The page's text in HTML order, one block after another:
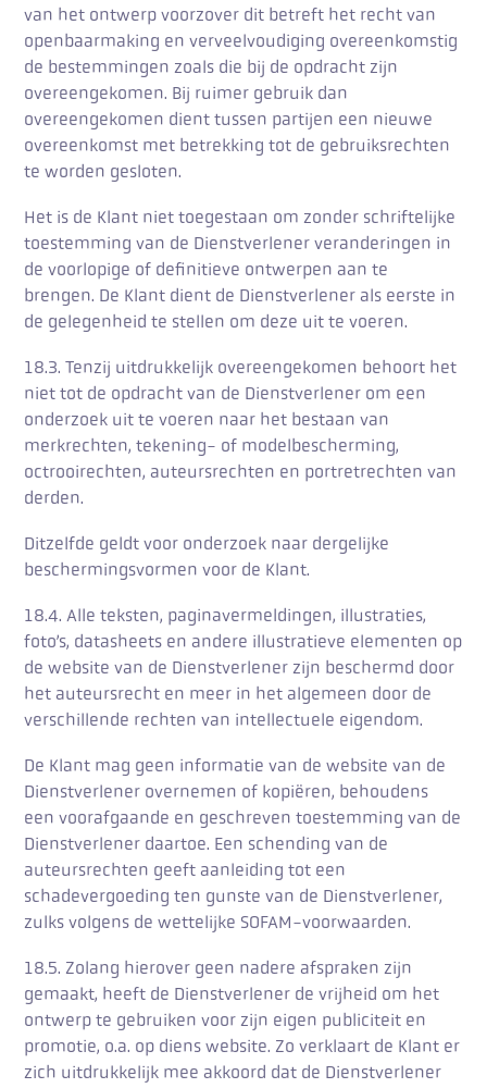
van het ontwerp voorzover dit betreft het recht van
openbaarmaking en verveelvoudiging overeenkomstig
de bestemmingen zoals die bij de opdracht zijn
overeengekomen. Bij ruimer gebruik dan
overeengekomen dient tussen partijen een nieuwe
overeenkomst met betrekking tot de gebruiksrechten
te worden gesloten.
Het is de Klant niet toegestaan om zonder schriftelijke
toestemming van de Dienstverlener veranderingen in
de voorlopige of definitieve ontwerpen aan te
brengen. De Klant dient de Dienstverlener als eerste in
de gelegenheid te stellen om deze uit te voeren.
18.3. Tenzij uitdrukkelijk overeengekomen behoort het
niet tot de opdracht van de Dienstverlener om een
onderzoek uit te voeren naar het bestaan van
merkrechten, tekening- of modelbescherming,
octrooirechten, auteursrechten en portretrechten van
derden.
Ditzelfde geldt voor onderzoek naar dergelijke
beschermingsvormen voor de Klant.
18.4. Alle teksten, paginavermeldingen, illustraties,
foto’s, datasheets en andere illustratieve elementen op
de website van de Dienstverlener zijn beschermd door
het auteursrecht en meer in het algemeen door de
verschillende rechten van intellectuele eigendom.
De Klant mag geen informatie van de website van de
Dienstverlener overnemen of kopiëren, behoudens
een voorafgaande en geschreven toestemming van de
Dienstverlener daartoe. Een schending van de
auteursrechten geeft aanleiding tot een
schadevergoeding ten gunste van de Dienstverlener,
zulks volgens de wettelijke SOFAM-voorwaarden.
18.5. Zolang hierover geen nadere afspraken zijn
gemaakt, heeft de Dienstverlener de vrijheid om het
ontwerp te gebruiken voor zijn eigen publiciteit en
promotie, o.a. op diens website. Zo verklaart de Klant er
zich uitdrukkelijk mee akkoord dat de Dienstverlener